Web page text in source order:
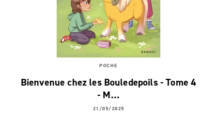
POCHE
Bienvenue chez les Bouledepoils - Tome 4
- M…
21/05/2025